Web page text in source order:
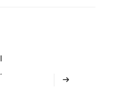
اقتصاد اروپا خسته شده است، مانند کوچک شدن شدید بازار خودرو، و کاهش کلی سریع است.